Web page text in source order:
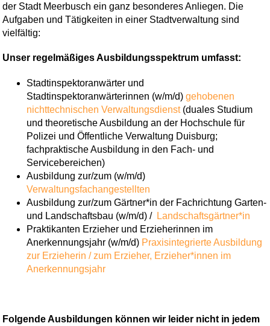
der Stadt Meerbusch ein ganz besonderes Anliegen. Die
Aufgaben und Tätigkeiten in einer Stadtverwaltung sind
vielfältig:
Unser regelmäßiges Ausbildungsspektrum umfasst:
Stadtinspektoranwärter und
Stadtinspektoranwärterinnen (w/m/d)gehobenen
nichttechnischen Verwaltungsdienst(duales Studium
und theoretische Ausbildung an der Hochschule für
Polizei und Öffentliche Verwaltung Duisburg;
fachpraktische Ausbildung in den Fach- und
Servicebereichen)
Ausbildung zur/zum (w/m/d)
Verwaltungsfachangestellten
Ausbildung zur/zum Gärtner*in der Fachrichtung Garten-
und Landschaftsbau (w/m/d) / Landschaftsgärtner*in
Praktikanten Erzieher und Erzieherinnen im
Anerkennungsjahr (w/m/d) Praxisintegrierte Ausbildung
zur Erzieherin / zum Erzieher, Erzieher*innen im
Anerkennungsjahr
Folgende Ausbildungen können wir leider nicht in jedem